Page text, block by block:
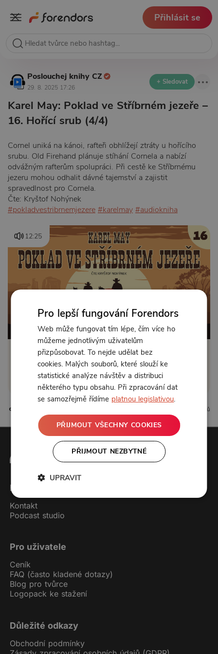
Přihlásit se
Poslouchej knihy CZ
29. 8. 2025 17:26
+ Sledovat
Karel May: Poklad ve Stříbrném jezeře –
16. Hořící srub (4/4)
Cornel uniká na kánoi, rafteři obhlížejí ztráty u hořícího
srubu. Old Firehand plánuje stíhání Cornela a nabízí
odvážným rafterům spolupráci. Při cestě ke Stříbrnému
jezeru mohou odhalit dávné tajemství a zajistit
spravedlnost pro Cornela.
Čte: Kryštof Nohýnek
#pokladvestribrnemjezere #karelmay #audiokniha
12:25
Od 89 Kč měsíčně nebo 39 Kč jednorázově
Zřídit předplatné
Koupit příspěvek
0 komentářů
Forendors
Kontakt
Podcast studio
Pro uživatele
Ceník
FAQ (často kladené dotazy)
Blog pro tvůrce
Logopack ke stažení
Důležité odkazy
Obchodní podmínky
Pro lepší fungování Forendors
Web může fungovat tím lépe, čím více ho
můžeme jednotlivým uživatelům
přizpůsobovat. To nejde udělat bez
cookies. Malých souborů, které slouží ke
statistické analýze návštěv a distribuci
některého typu obsahu. Při zpracování dat
se samozřejmě řídíme platnou legislativou.
PŘIJMOUT VŠECHNY COOKIES
PŘIJMOUT NEZBYTNÉ
UPRAVIT